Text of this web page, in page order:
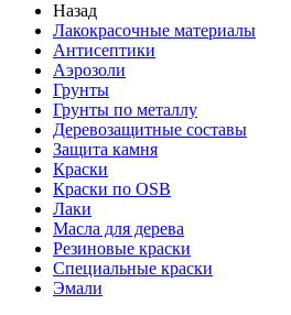
Назад
Лакокрасочные материалы
Антисептики
Аэрозоли
Грунты
Грунты по металлу
Деревозащитные составы
Защита камня
Краски
Краски по OSB
Лаки
Масла для дерева
Резиновые краски
Специальные краски
Эмали